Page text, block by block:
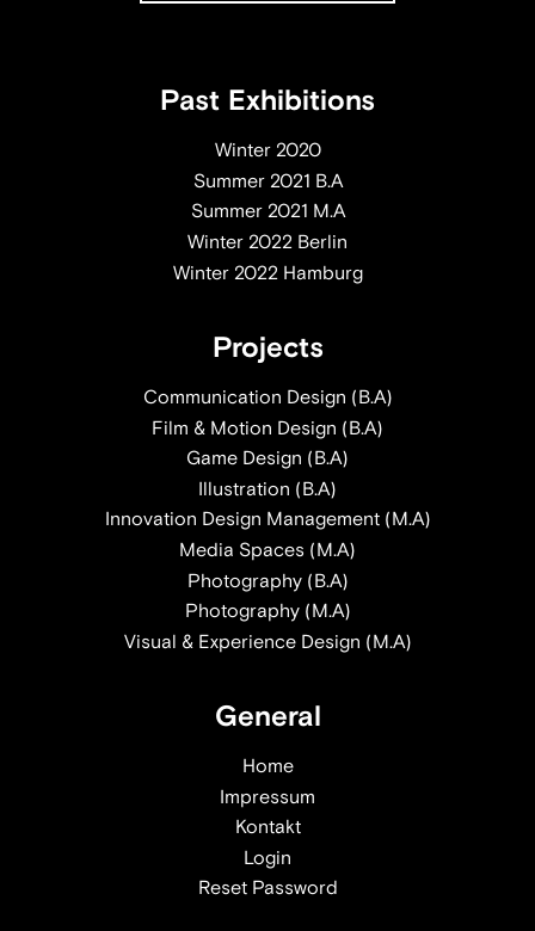
Past Exhibitions
Winter 2020
Summer 2021 B.A
Summer 2021 M.A
Winter 2022 Berlin
Winter 2022 Hamburg
Projects
Communication Design (B.A)
Film & Motion Design (B.A)
Game Design (B.A)
Illustration (B.A)
Innovation Design Management (M.A)
Media Spaces (M.A)
Photography (B.A)
Photography (M.A)
Visual & Experience Design (M.A)
General
Home
Impressum
Kontakt
Login
Reset Password